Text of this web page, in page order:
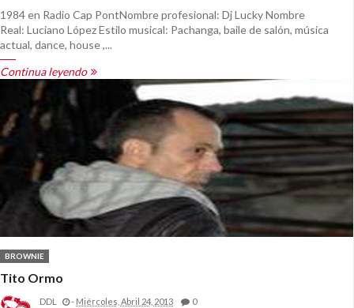
1984 en Radio Cap PontNombre profesional: Dj Lucky Nombre
Real: Luciano López Estilo musical: Pachanga, baile de salón, música
actual, dance, house ,...
Continua leyendo
BROWNIE
Tito Ormo
DDL - Miércoles, Abril 24, 2013 0